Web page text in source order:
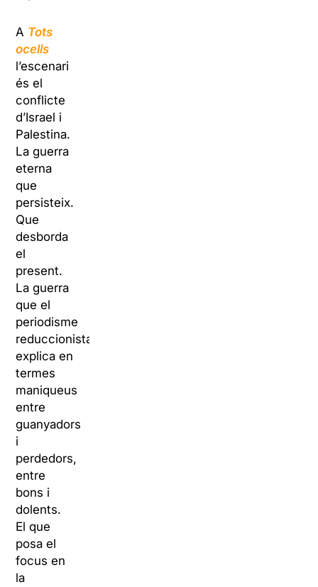
A Tots
ocells
l’escenari
és el
conflicte
d’Israel i
Palestina.
La guerra
eterna
que
persisteix.
Que
desborda
el
present.
La guerra
que el
periodisme
reduccionista
explica en
termes
maniqueus
entre
guanyadors
i
perdedors,
entre
bons i
dolents.
El que
posa el
focus en
la